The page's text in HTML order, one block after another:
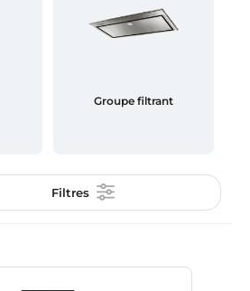
Groupe filtrant
Filtres